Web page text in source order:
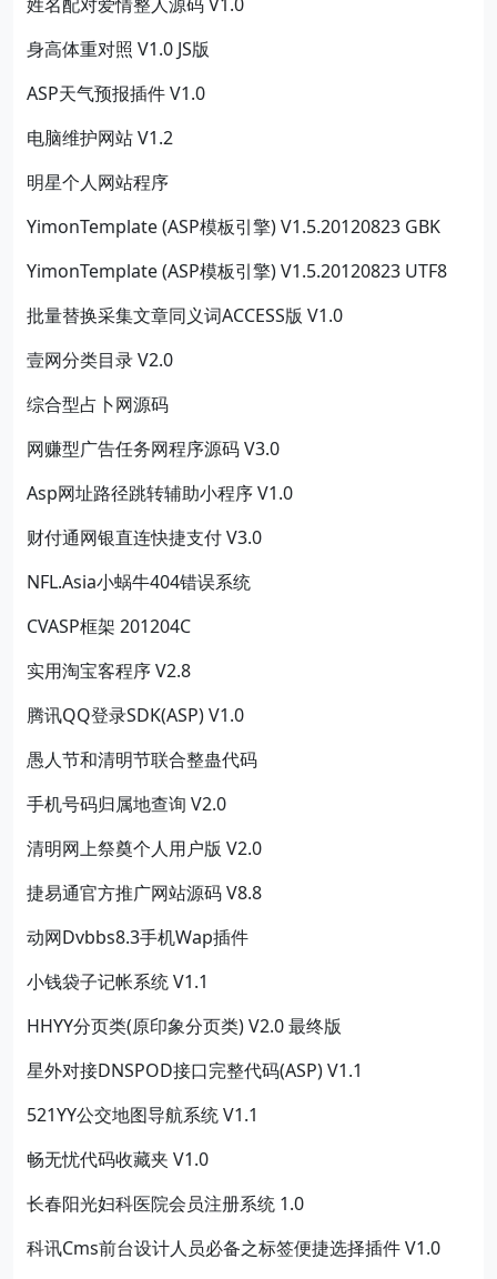
身高体重对照 V1.0 JS版
ASP天气预报插件 V1.0
电脑维护网站 V1.2
明星个人网站程序
YimonTemplate (ASP模板引擎) V1.5.20120823 GBK
YimonTemplate (ASP模板引擎) V1.5.20120823 UTF8
批量替换采集文章同义词ACCESS版 V1.0
壹网分类目录 V2.0
综合型占卜网源码
网赚型广告任务网程序源码 V3.0
Asp网址路径跳转辅助小程序 V1.0
财付通网银直连快捷支付 V3.0
NFL.Asia小蜗牛404错误系统
CVASP框架 201204C
实用淘宝客程序 V2.8
腾讯QQ登录SDK(ASP) V1.0
愚人节和清明节联合整蛊代码
手机号码归属地查询 V2.0
清明网上祭奠个人用户版 V2.0
捷易通官方推广网站源码 V8.8
动网Dvbbs8.3手机Wap插件
小钱袋子记帐系统 V1.1
HHYY分页类(原印象分页类) V2.0 最终版
星外对接DNSPOD接口完整代码(ASP) V1.1
521YY公交地图导航系统 V1.1
畅无忧代码收藏夹 V1.0
长春阳光妇科医院会员注册系统 1.0
科讯Cms前台设计人员必备之标签便捷选择插件 V1.0